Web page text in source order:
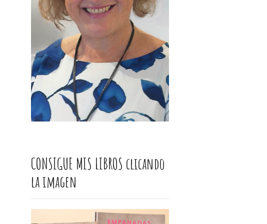
CONSIGUE MIS LIBROS clicando
la imagen